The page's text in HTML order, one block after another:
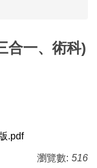
合一、術科)
.pdf
瀏覽數: 516